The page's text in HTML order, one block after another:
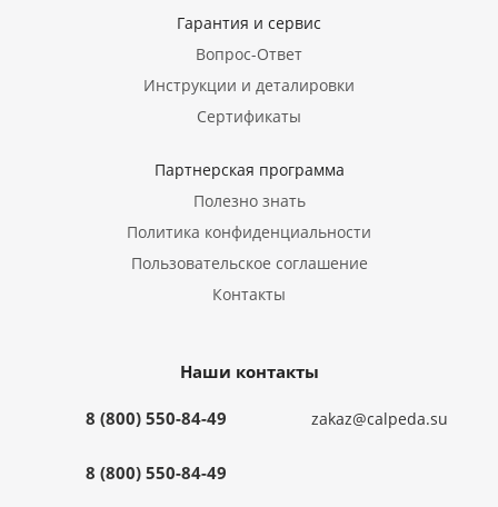
Гарантия и сервис
Вопрос-Ответ
Инструкции и деталировки
Сертификаты
Партнерская программа
Полезно знать
Политика конфиденциальности
Пользовательское соглашение
Контакты
Наши контакты
8 (800) 550-84-49
8 (800) 550-84-49
zakaz@calpeda.su